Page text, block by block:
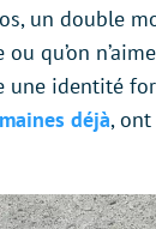
un double
qu’on
une identité
déjà,